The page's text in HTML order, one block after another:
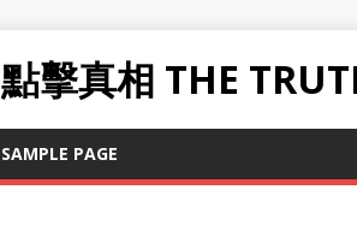
點擊真相 THE
SAMPLE PAGE